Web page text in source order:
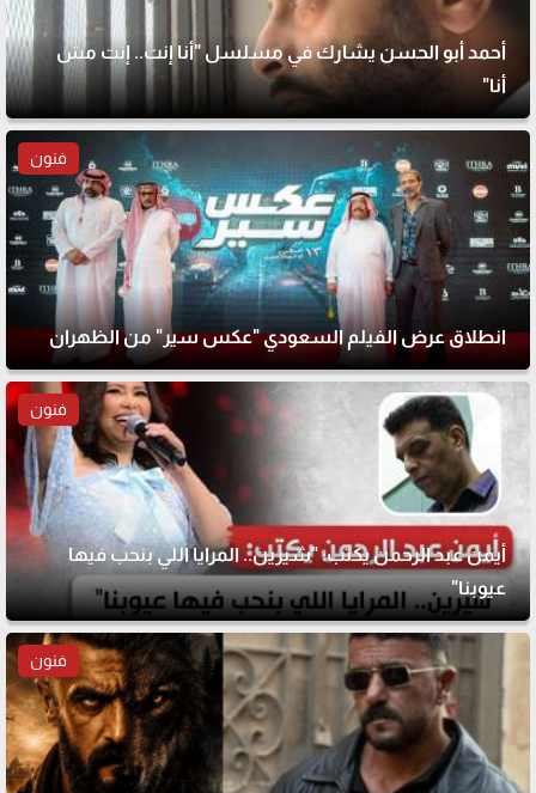
أحمد أبو الحسن يشارك في مسلسل "أنا إنت.. إنت مش
أنا"
فنون
انطلاق عرض الفيلم السعودي "عكس سير" من الظهران
فنون
أيمن عبد الرحمن يكتب: "شيرين.. المرايا اللي بنحب فيها
عيوبنا"
فنون